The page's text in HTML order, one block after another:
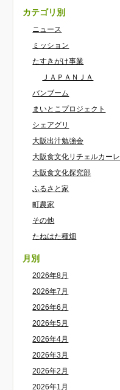
カテゴリ別
ニュース
ミッション
たすきがけ事業
ＪＡＰＡＮＪＡ
バンブーム
まいとこプロジェクト
シェアグリ
大阪出汁勉強会
大阪食文化リチェルカーレ
大阪食文化探究部
ふるさと家
町農家
その他
たねはた種畑
月別
2026年8月
2026年7月
2026年6月
2026年5月
2026年4月
2026年3月
2026年2月
2026年1月